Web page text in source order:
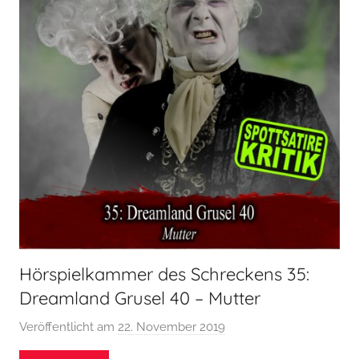
i
e
l
k
a
m
m
e
r
Hörspielkammer des Schreckens 35:
Dreamland Grusel 40 – Mutter
Veröffentlicht am 22. November 2019